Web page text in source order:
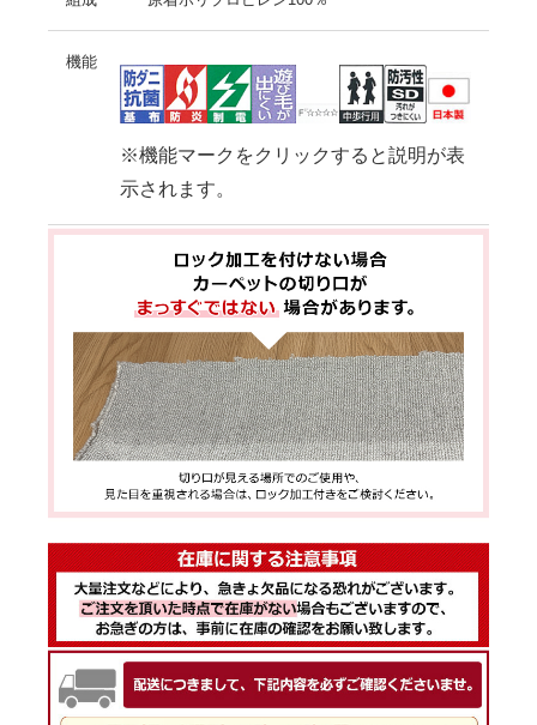
機能
※機能マークをクリックすると説明が表
示されます。